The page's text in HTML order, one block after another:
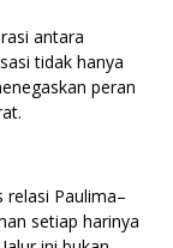
antara
tidak hanya
peran
relasi Paulima–
setiap harinya